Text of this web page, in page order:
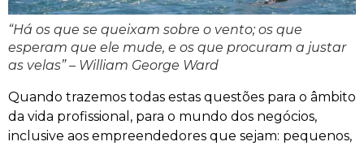
“Há os que se queixam sobre o vento; os que
esperam que ele mude, e os que procuram a justar
as velas” – William George Ward
Quando trazemos todas estas questões para o âmbito
da vida profissional, para o mundo dos negócios,
inclusive aos empreendedores que sejam: pequenos,